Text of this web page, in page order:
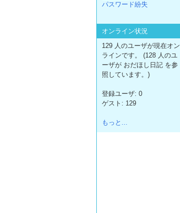
パスワード紛失
オンライン状況
129 人のユーザが現在オン
ラインです。 (128 人のユ
ーザが おだほし日記 を参
照しています。)
登録ユーザ: 0
ゲスト: 129
もっと...